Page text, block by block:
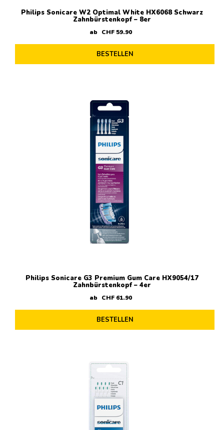
Philips Sonicare W2 Optimal White HX6068 Schwarz
Zahnbürstenkopf – 8er
ab CHF59.90
BESTELLEN
Philips Sonicare G3 Premium Gum Care HX9054/17
Zahnbürstenkopf – 4er
ab CHF61.90
BESTELLEN